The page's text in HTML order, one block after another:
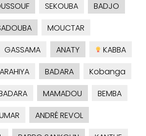
SEKOUBA
BADJO
MOUCTAR
GASSAMA ANATY
KABBA
BADARA
Kobanga
MAMADOU
BEMBA
ANDRÉ REVOL